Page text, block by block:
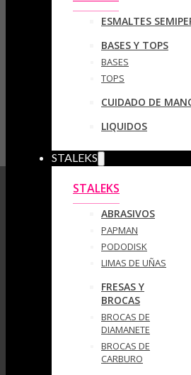
ESMALTES
BASES Y TOPS
BASES
TOPS
CUIDADO DE
LIQUIDOS
STALEKS
STALEKS
ABRASIVOS
PAPMAN
PODODISK
LIMAS DE UÑAS
FRESAS Y
BROCAS
BROCAS DE
DIAMANETE
BROCAS DE
CARBURO